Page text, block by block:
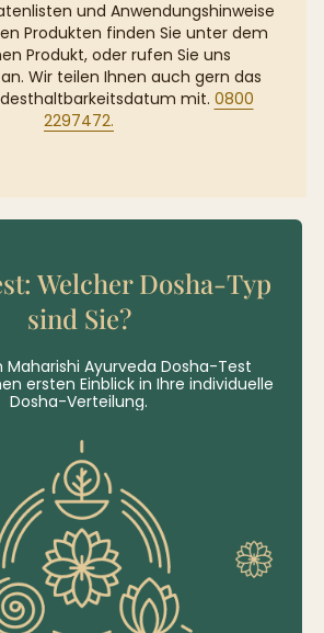
und Anwendungshinweise
Produkten finden Sie unter dem
Produkt, oder rufen Sie uns
Wir teilen Ihnen auch gern das
mit. 0800
2297472.
Welcher Dosha-Typ
sind Sie?
Maharishi Ayurveda Dosha-Test
ersten Einblick in Ihre individuelle
Dosha-Verteilung.